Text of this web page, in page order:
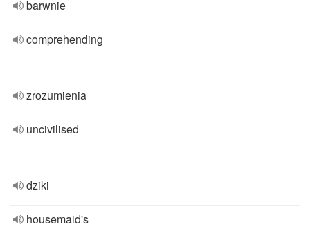
barwnie
comprehending
zrozumienia
uncivilised
dziki
housemaid's